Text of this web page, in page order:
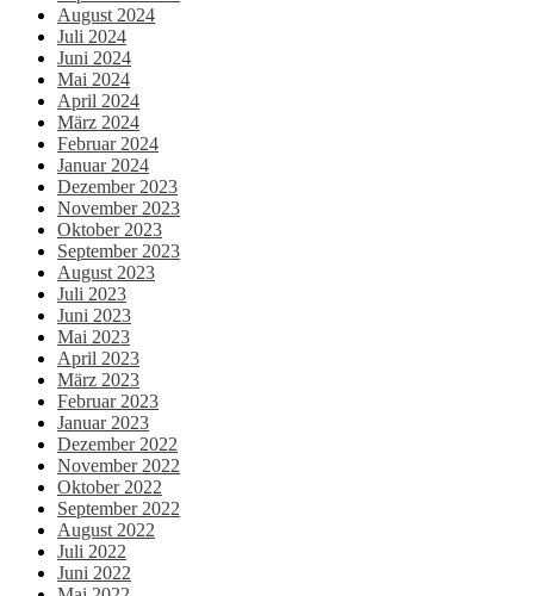
August 2024
Juli 2024
Juni 2024
Mai 2024
April 2024
März 2024
Februar 2024
Januar 2024
Dezember 2023
November 2023
Oktober 2023
September 2023
August 2023
Juli 2023
Juni 2023
Mai 2023
April 2023
März 2023
Februar 2023
Januar 2023
Dezember 2022
November 2022
Oktober 2022
September 2022
August 2022
Juli 2022
Juni 2022